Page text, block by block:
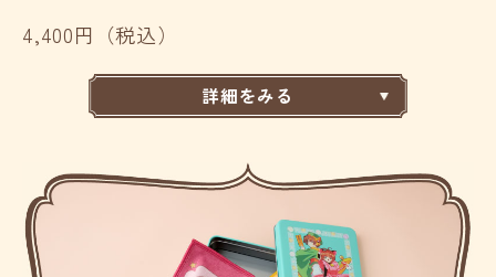
4,400円（税込）
詳細をみる